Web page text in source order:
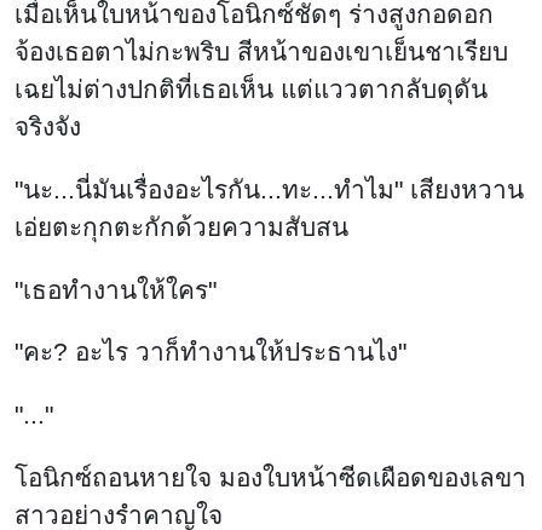
เมื่อเห็นใบหน้าของโอนิกซ์ชัดๆ ร่างสูงกอดอก
จ้องเธอตาไม่กะพริบ สีหน้าของเขาเย็นชาเรียบ
เฉยไม่ต่างปกติที่เธอเห็น แต่แววตากลับดุดัน
จริงจัง
"นะ...นี่มันเรื่องอะไรกัน...ทะ...ทำไม" เสียงหวาน
เอ่ยตะกุกตะกักด้วยความสับสน
"เธอทำงานให้ใคร"
"คะ? อะไร วาก็ทำงานให้ประธานไง"
"..."
โอนิกซ์ถอนหายใจ มองใบหน้าซีดเผือดของเลขา
สาวอย่างรำคาญใจ